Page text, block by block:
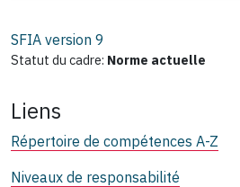
SFIA version 9
Statut du cadre: Norme actuelle
Liens
Répertoire de compétences A-Z
Niveaux de responsabilité